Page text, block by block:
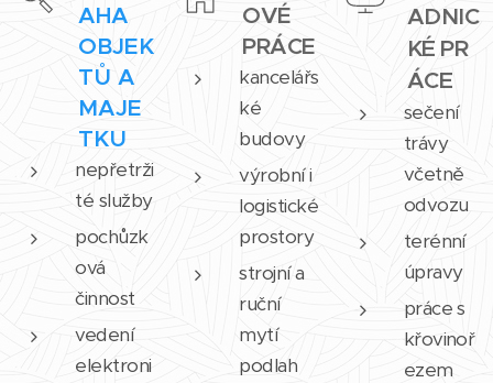
AHA
OBJEK
TŮ A
MAJE
TKU
nepřetrži
té služby
pochůzk
ová
činnost
vedení
elektroni
OVÉ
PRÁCE
kancelářs
ké
budovy
výrobní i
logistické
prostory
strojní a
ruční
mytí
podlah
ADNIC
KÉ PR
ÁCE
sečení
trávy
včetně
odvozu
terénní
úpravy
práce s
křovinoř
ezem